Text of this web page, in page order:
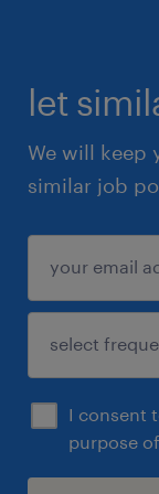
let
We will keep
similar job
I consent
purpose